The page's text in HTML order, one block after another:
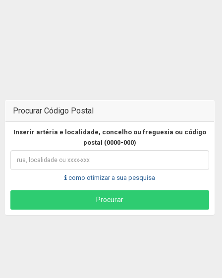
Procurar Código Postal
Inserir artéria e localidade, concelho ou freguesia ou código
postal (0000-000)
como otimizar a sua pesquisa